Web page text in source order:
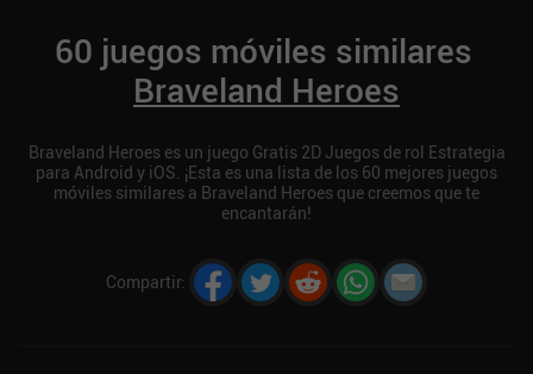
60 juegos móviles similares
Braveland Heroes
Braveland Heroes es un juego Gratis 2D Juegos de rol Estrategia
para Android y iOS. ¡Esta es una lista de los 60 mejores juegos
móviles similares a Braveland Heroes que creemos que te
encantarán!
Compartir: